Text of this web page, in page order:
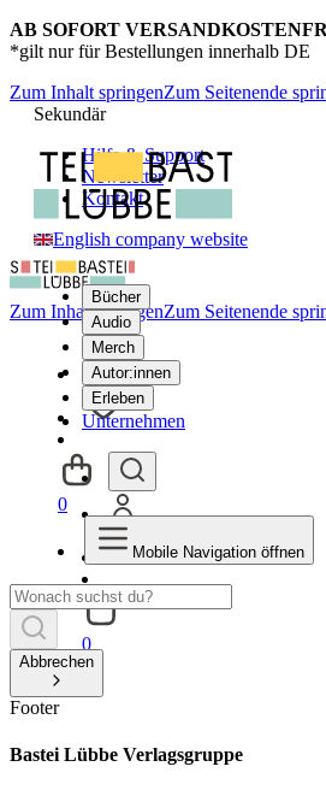
AB SOFORT
*gilt nur für Bestellungen innerhalb DE
Zum Inhalt springenZum Seitenende
Sekundär
Hilfe & Support
Newsletter
Kontakt
English company website
Bücher
Audio
Merch
Autor:innen
Erleben
Unternehmen
0
Zum Inhalt springenZum Seitenende
0
Mobile Navigation öffnen
Abbrechen
Footer
Bastei Lübbe Verlagsgruppe